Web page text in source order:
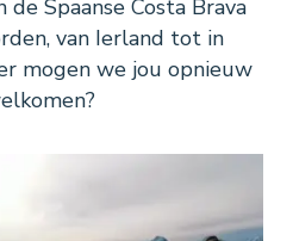
de Spaanse Costa Brava
van Ierland tot in
mogen we jou opnieuw